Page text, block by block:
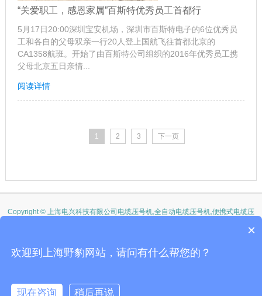
“关爱职工，感恩家属”百斯特优秀员工首都行
5月17日20:00深圳宝安机场，深圳市百斯特电子的6位优秀员
工和各自的父母双亲一行20人登上国航飞往首都北京的
CA1358航班。开始了由百斯特公司组织的2016年优秀员工携
父母北京五日亲情...
阅读详情
1 2 3 下一页
Copyright © 上海电兴科技有限公司电缆压号机,全自动电缆压号机,便携式电缆压
公司地址：上海市剑川路600号电缆压号机,便携式电缆压号机,全自动电缆压号机
网,全自动电缆压号机,钢字模排列电缆压号机,滚轮字模电缆压号机 全国服务电
×
欢迎到上海野豹网站，请问有什么帮您的？
现在咨询 稍后再说